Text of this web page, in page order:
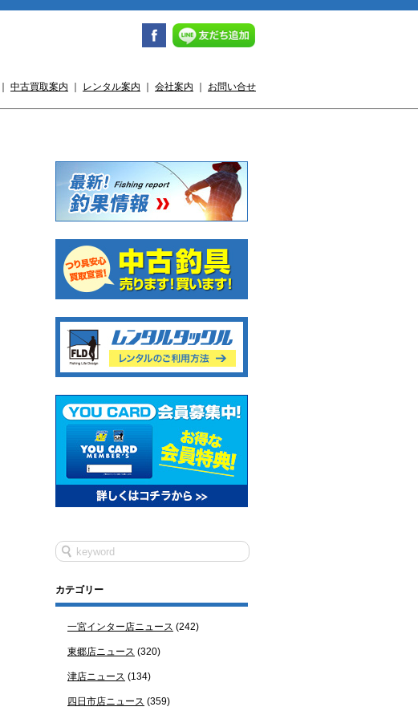
中古買取案内 レンタル案内 会社案内 お問い合せ
カテゴリー
一宮インター店ニュース (242)
東郷店ニュース (320)
津店ニュース (134)
四日市店ニュース (359)